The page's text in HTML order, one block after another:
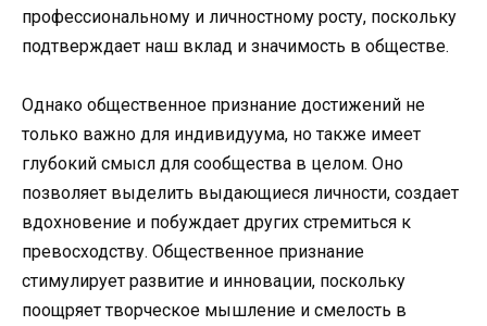
профессиональному и личностному росту, поскольку
подтверждает наш вклад и значимость в обществе.
Однако общественное признание достижений не
только важно для индивидуума, но также имеет
глубокий смысл для сообщества в целом. Оно
позволяет выделить выдающиеся личности, создает
вдохновение и побуждает других стремиться к
превосходству. Общественное признание
стимулирует развитие и инновации, поскольку
поощряет творческое мышление и смелость в